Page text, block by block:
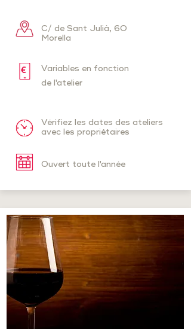
C/ de Sant Julià, 60
Morella
Variables en fonction
de l'atelier
Vérifiez les dates des ateliers
avec les propriétaires
Ouvert toute l'année